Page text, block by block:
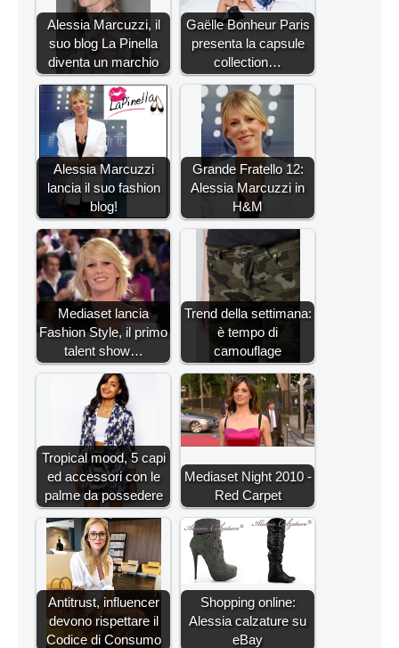
Alessia Marcuzzi, il
suo blog La Pinella
diventa un marchio
Gaëlle Bonheur Paris
presenta la capsule
collection…
Alessia Marcuzzi
lancia il suo fashion
blog!
Grande Fratello 12:
Alessia Marcuzzi in
H&M
Mediaset lancia
Fashion Style, il primo
talent show…
Trend della settimana:
è tempo di
camouflage
Tropical mood, 5 capi
ed accessori con le
palme da possedere
Mediaset Night 2010 -
Red Carpet
Antitrust, influencer
devono rispettare il
Codice di Consumo
Shopping online:
Alessia calzature su
eBay